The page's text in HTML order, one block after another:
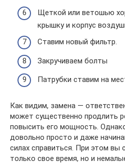
Щеткой или ветошью
крышку и корпус
Ставим новый фильтр.
Закручиваем болты
Патрубки ставим на
Как видим, замена —
может существенно продлить
повысить его мощность.
довольно просто и даже
силах справиться. При этом вы
только свое время, но и